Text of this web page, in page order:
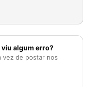
viu algum erro?
vez de postar nos